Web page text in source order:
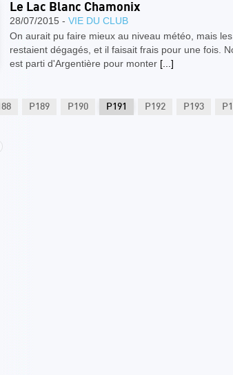
Le Lac Blanc Chamonix
28/07/2015 - VIE DU CLUB
On aurait pu faire mieux au niveau météo, mais
restaient dégagés, et il faisait frais pour une fois.
est parti d'Argentière pour monter [...]
P189 P190 P191 P192 P193